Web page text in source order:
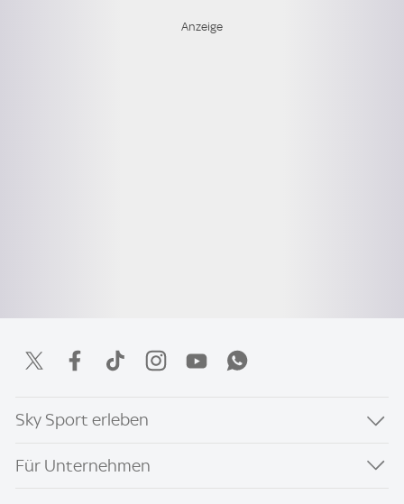
Sky Sport erleben
Für Unternehmen